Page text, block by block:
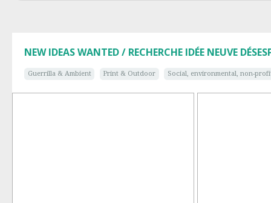
NEW IDEAS WANTED / RECHERCHE IDÉE NEUVE
Guerrilla & Ambient Print & Outdoor Social, environmental, non-